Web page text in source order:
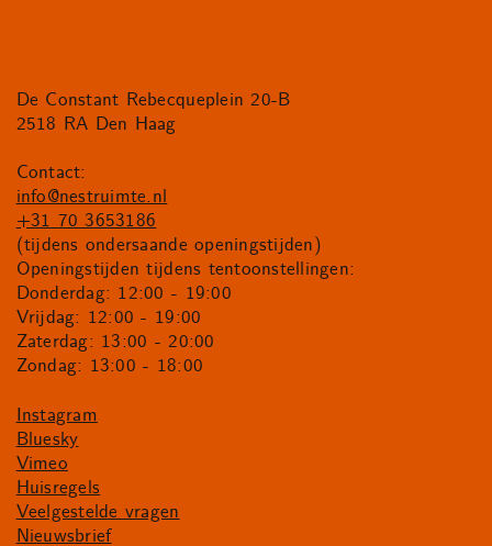
De Constant Rebecqueplein 20-B
2518 RA Den Haag
Contact:
info@nestruimte.nl
+31 70 3653186
(tijdens ondersaande openingstijden)
Openingstijden tijdens tentoonstellingen:
Donderdag: 12:00 - 19:00
Vrijdag: 12:00 - 19:00
Zaterdag: 13:00 - 20:00
Zondag: 13:00 - 18:00
Instagram
Bluesky
Vimeo
Huisregels
Veelgestelde vragen
Nieuwsbrief